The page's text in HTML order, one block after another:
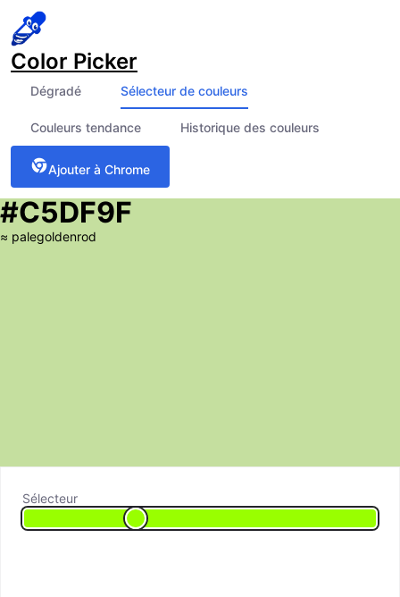
Color Picker
Dégradé Sélecteur de couleurs
Couleurs tendance Historique des couleurs
Ajouter à Chrome
#C5DF9F
≈ palegoldenrod
Sélecteur